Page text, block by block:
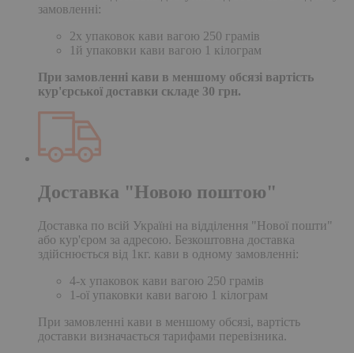
замовленні:
2х упаковок кави вагою 250 грамів
1й упаковки кави вагою 1 кілограм
При замовленні кави в меншому обсязі вартість
кур'єрської доставки складе 30 грн.
Доставка "Новою поштою"
Доставка по всій Україні на відділення "Нової пошти"
або кур'єром за адресою. Безкоштовна доставка
здійснюється від 1кг. кави в одному замовленні:
4-х упаковок кави вагою 250 грамів
1-ої упаковки кави вагою 1 кілограм
При замовленні кави в меншому обсязі, вартість
доставки визначається тарифами перевізника.